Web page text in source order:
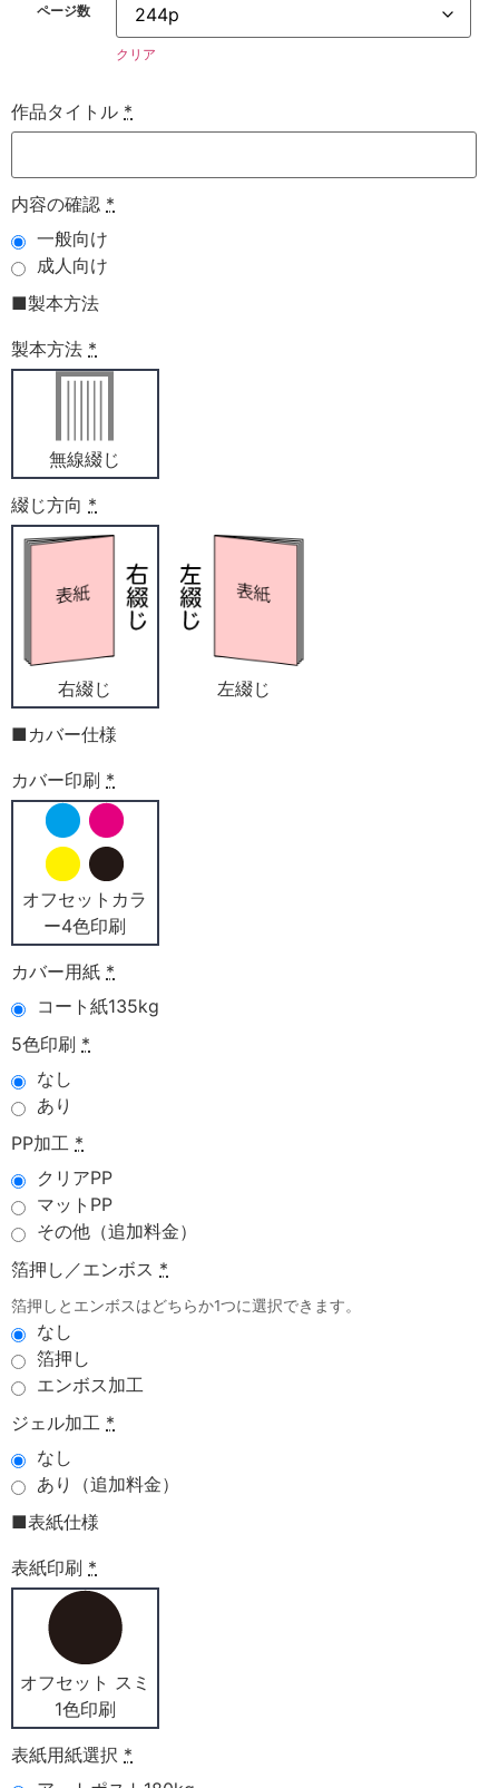
ページ数
クリア
作品タイトル *
内容の確認 *
一般向け
成人向け
■製本方法
製本方法 *
無線綴じ
綴じ方向 *
右綴じ 左綴じ
■カバー仕様
カバー印刷 *
オフセットカラ
ー4色印刷
カバー用紙 *
コート紙135kg
5色印刷 *
なし
あり
PP加工 *
クリアPP
マットPP
その他（追加料金）
箔押し／エンボス *
箔押しとエンボスはどちらか1つに選択できます。
なし
箔押し
エンボス加工
ジェル加工 *
なし
あり（追加料金）
■表紙仕様
表紙印刷 *
オフセット スミ
1色印刷
表紙用紙選択 *